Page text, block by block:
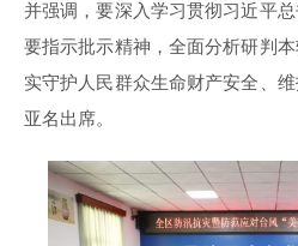
并强调，要深入学习贯彻习近平
要指示批示精神，全面分析研判
实守护人民群众生命财产安全、
亚名出席。